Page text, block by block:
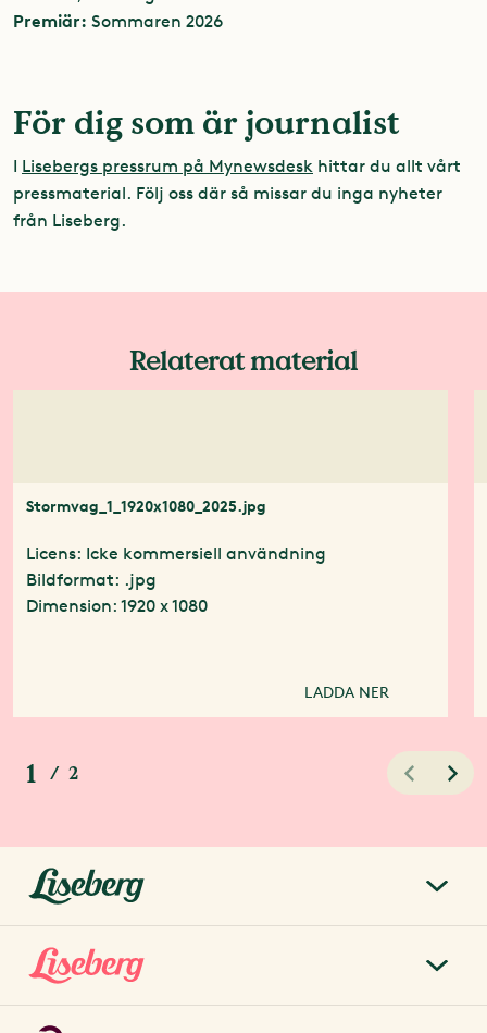
Premiär: Sommaren 2026
För dig som är journalist
I Lisebergs pressrum på Mynewsdesk hittar du allt vårt
pressmaterial. Följ oss där så missar du inga nyheter
från Liseberg.
Relaterat material
Stormvag_1_1920x1080_2025.jpg
Licens: Icke kommersiell användning
Bildformat: .jpg
Dimension: 1920 x 1080
LADDA NER
1 / 2
liseberg.se
Om Liseberg
Lisebergsparken